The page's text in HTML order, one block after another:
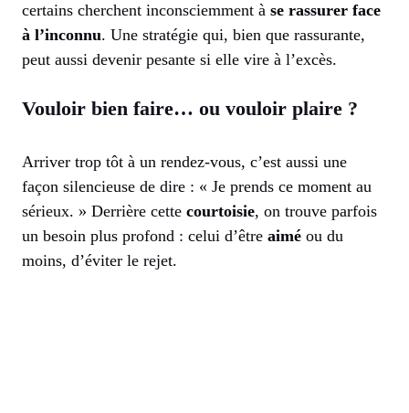
certains cherchent inconsciemment à se rassurer face
à l’inconnu. Une stratégie qui, bien que rassurante,
peut aussi devenir pesante si elle vire à l’excès.
Vouloir bien faire… ou vouloir plaire ?
Arriver trop tôt à un rendez-vous, c’est aussi une
façon silencieuse de dire : « Je prends ce moment au
sérieux. » Derrière cette courtoisie, on trouve parfois
un besoin plus profond : celui d’être aimé ou du
moins, d’éviter le rejet.